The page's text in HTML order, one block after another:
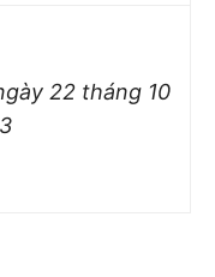
22 tháng 10